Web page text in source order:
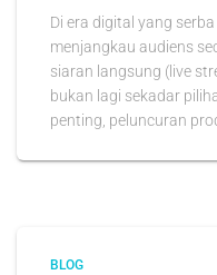
Di era digital yang
menjangkau audiens
siaran langsung (live
bukan lagi sekadar
penting, peluncuran
BLOG